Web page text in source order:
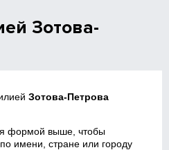
Зотова-
Зотова-Петрова
формой выше, чтобы
имени, стране или городу